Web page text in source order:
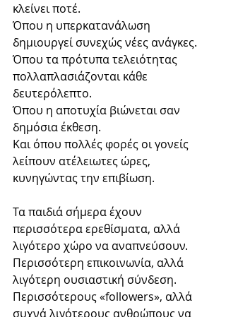
κλείνει ποτέ.
Όπου η υπερκατανάλωση
δημιουργεί συνεχώς νέες ανάγκες.
Όπου τα πρότυπα τελειότητας
πολλαπλασιάζονται κάθε
δευτερόλεπτο.
Όπου η αποτυχία βιώνεται σαν
δημόσια έκθεση.
Και όπου πολλές φορές οι γονείς
λείπουν ατέλειωτες ώρες,
κυνηγώντας την επιβίωση.
Τα παιδιά σήμερα έχουν
περισσότερα ερεθίσματα, αλλά
λιγότερο χώρο να αναπνεύσουν.
Περισσότερη επικοινωνία, αλλά
λιγότερη ουσιαστική σύνδεση.
Περισσότερους «followers», αλλά
συχνά λιγότερους ανθρώπους να